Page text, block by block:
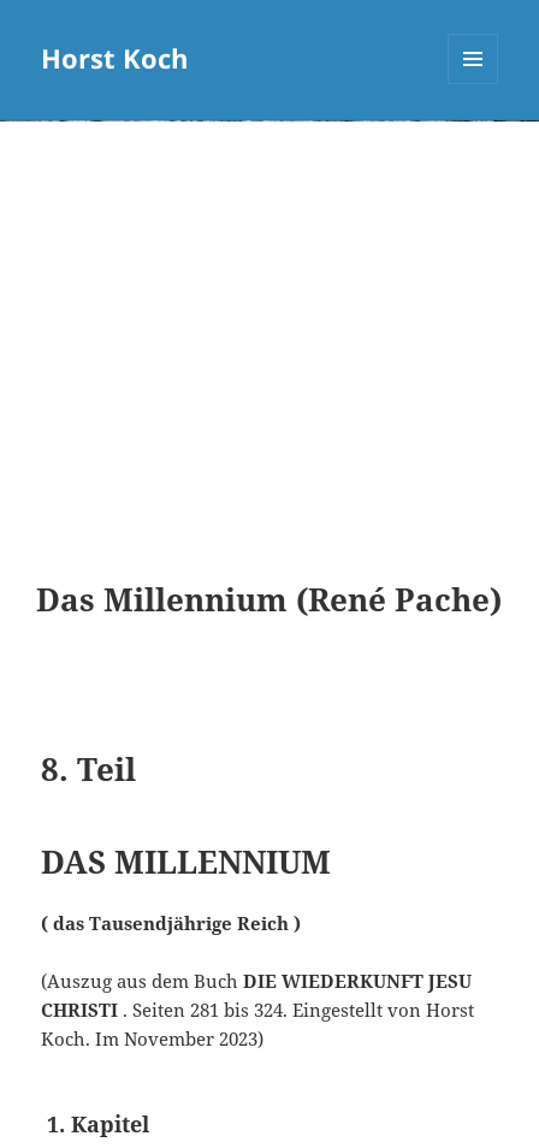
Horst Koch
Das Millennium (René Pache)
8. Teil
DAS MILLENNIUM
( das Tausendjährige Reich )
(Auszug aus dem BuchDIE WIEDERKUNFT JESU
CHRISTI . Seiten 281 bis 324. Eingestellt von Horst
Koch. Im November 2023)
1.Kapitel